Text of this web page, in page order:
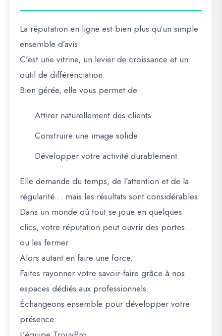
La réputation en ligne est bien plus qu’un simple
ensemble d’avis.
C’est une vitrine, un levier de croissance et un
outil de différenciation.
Bien gérée, elle vous permet de :
Attirer naturellement des clients
Construire une image solide
Développer votre activité durablement
Elle demande du temps, de l’attention et de la
régularité… mais les résultats sont considérables.
Dans un monde où tout se joue en quelques
clics, votre réputation peut ouvrir des portes…
ou les fermer.
Alors autant en faire une force.
Faites rayonner votre savoir-faire grâce à nos
espaces dédiés aux professionnels.
Échangeons ensemble pour développer votre
présence.